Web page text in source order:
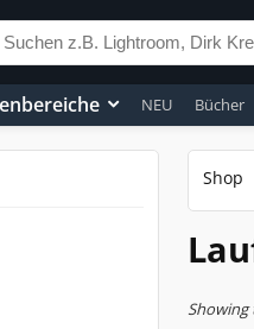
NEU Bücher
Shop
Showing